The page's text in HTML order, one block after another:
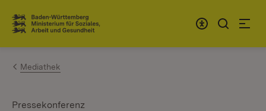
Zum Inhalt springen
Link zur Startseite
Mediathek
Pressekonferenz